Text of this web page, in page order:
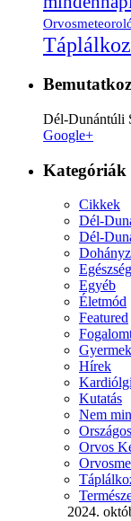
Dél-Dunántúli
Google+
Kategóriák
Cikkek
Dél-
Dél-
Egyéb
Életmód
Featured
Hírek
Kutatás
Nem
Országos
Orvos
2024.